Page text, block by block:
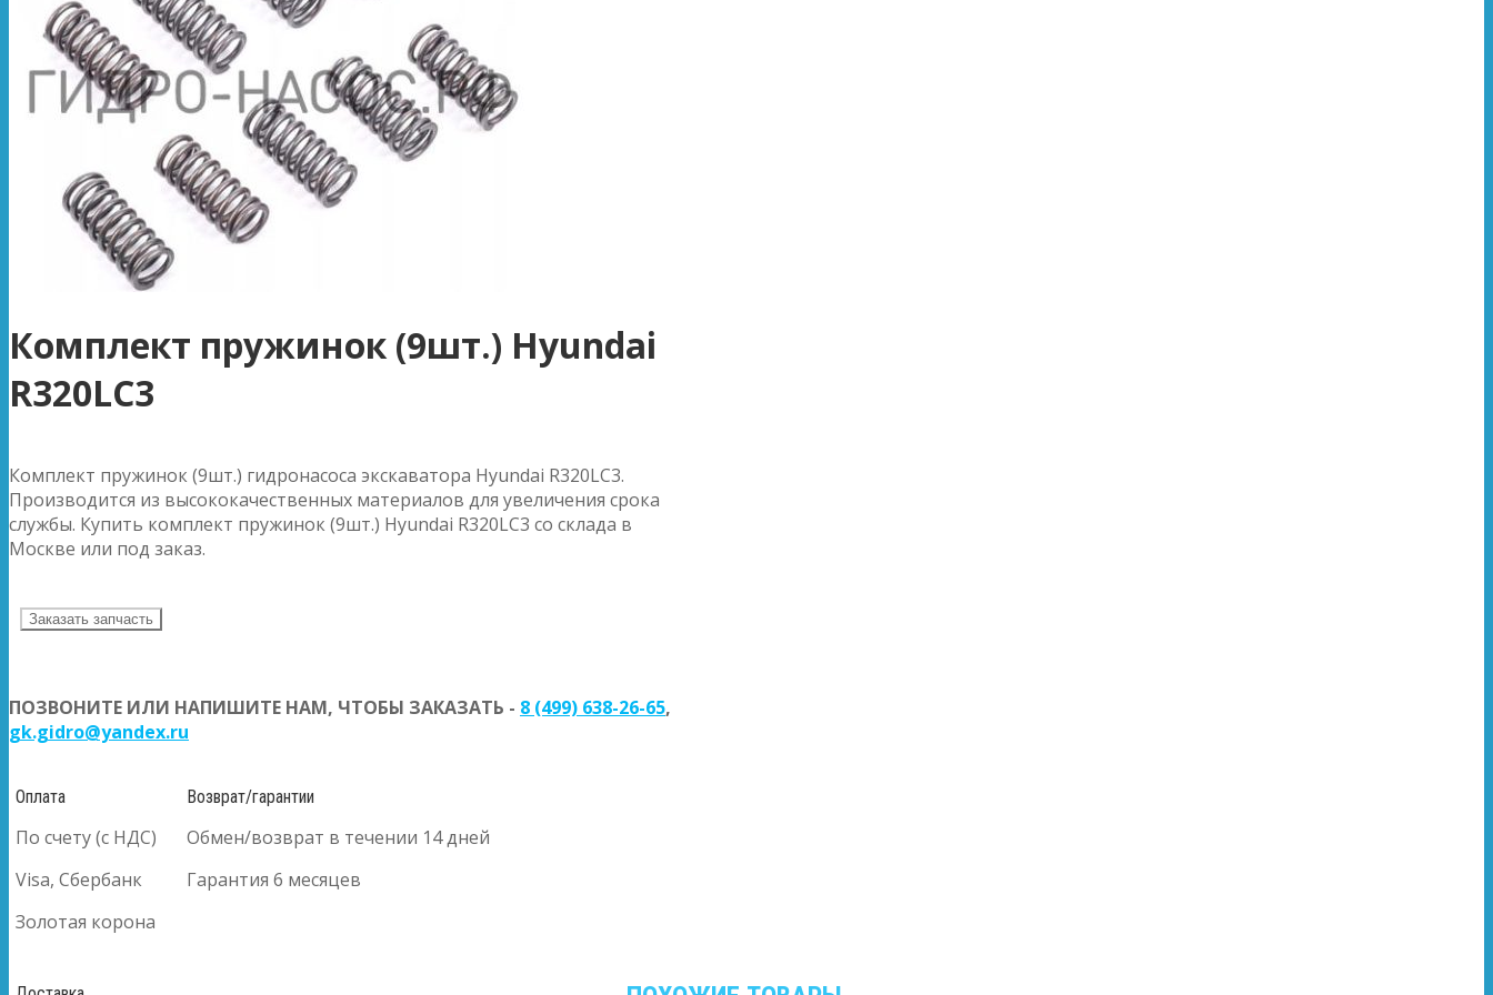
Комплект пружинок (9шт.) Hyundai
R320LC3
Комплект пружинок (9шт.) гидронасоса экскаватора Hyundai R320LC3.
Производится из высококачественных материалов для увеличения срока
службы. Купить комплект пружинок (9шт.) Hyundai R320LC3 со склада в
Москве или под заказ.
Заказать запчасть
ПОЗВОНИТЕ ИЛИ НАПИШИТЕ НАМ, ЧТОБЫ ЗАКАЗАТЬ - 8 (499) 638-26-65,
gk.gidro@yandex.ru
Оплата
По счету (с НДС)
Visa, Сбербанк
Золотая корона
Возврат/гарантии
Обмен/возврат в течении 14 дней
Гарантия 6 месяцев